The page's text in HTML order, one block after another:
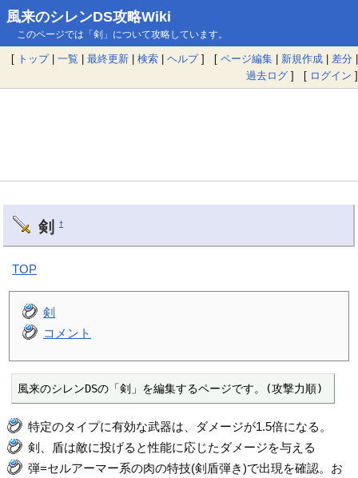
風来のシレンDS攻略Wiki
このページでは「剣」について攻略しています。
[ トップ| 一覧 | 最終更新 | 検索 | ヘルプ] [ ページ編集 | 新規作成 | 差分 |
過去ログ ] [ ログイン ]
剣 †
TOP
剣
コメント
風来のシレンDSの「剣」を編集するページです。(攻撃力順)
特定のタイプに有効な武器は、ダメージが1.5倍になる。
剣、盾は敵に投げると性能に応じたダメージを与える
弾=セルアーマー系の肉の特技(剣盾弾き)で出現を確認。お